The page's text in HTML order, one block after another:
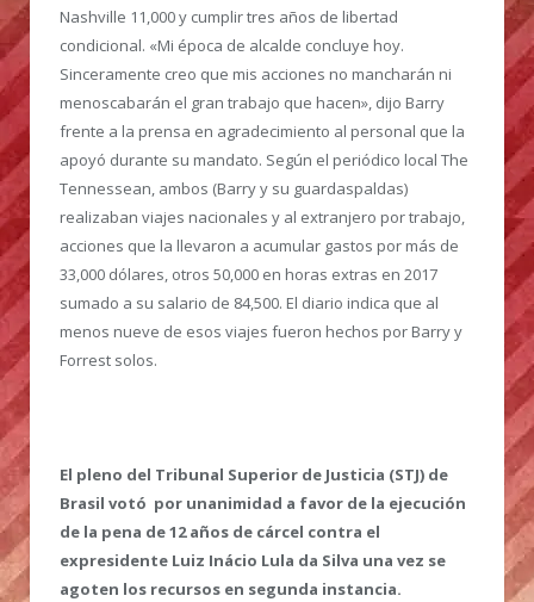
Nashville 11,000 y cumplir tres años de libertad
condicional. «Mi época de alcalde concluye hoy.
Sinceramente creo que mis acciones no mancharán ni
menoscabarán el gran trabajo que hacen», dijo Barry
frente a la prensa en agradecimiento al personal que la
apoyó durante su mandato. Según el periódico local The
Tennessean, ambos (Barry y su guardaspaldas)
realizaban viajes nacionales y al extranjero por trabajo,
acciones que la llevaron a acumular gastos por más de
33,000 dólares, otros 50,000 en horas extras en 2017
sumado a su salario de 84,500. El diario indica que al
menos nueve de esos viajes fueron hechos por Barry y
Forrest solos.
El pleno del Tribunal Superior de Justicia (STJ) de
Brasil votó por unanimidad a favor de la ejecución
de la pena de 12 años de cárcel contra el
expresidente Luiz Inácio Lula da Silva una vez se
agoten los recursos en segunda instancia.